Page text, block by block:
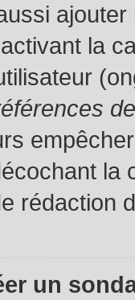
la
la
rédaction
un